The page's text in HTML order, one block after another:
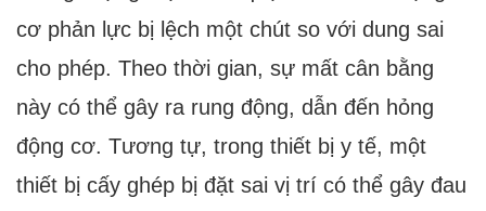
cơ phản lực bị lệch một chút so với dung sai
cho phép. Theo thời gian, sự mất cân bằng
này có thể gây ra rung động, dẫn đến hỏng
động cơ. Tương tự, trong thiết bị y tế, một
thiết bị cấy ghép bị đặt sai vị trí có thể gây đau